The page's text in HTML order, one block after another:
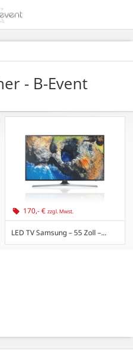
- B-Event
LED TV Samsung – 55 Zoll –...
170,- € zzgl. Mwst.